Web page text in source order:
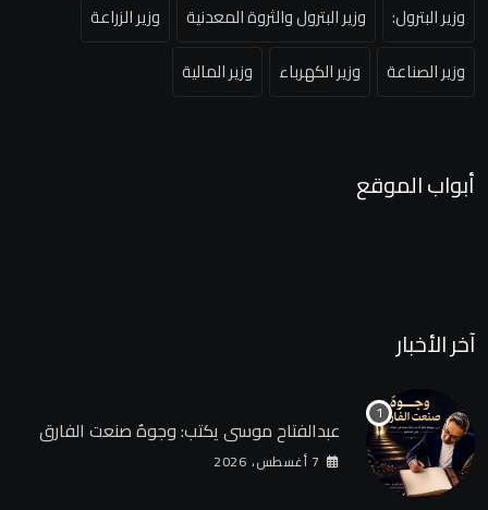
وزير البترول:
وزير البترول والثروة المعدنية
وزير الزراعة
وزير الصناعة
وزير الكهرباء وزير المالية
أبواب الموقع
آخر الأخبار
عبدالفتاح موسى يكتب: وجوهٌ صنعت الفارق
7 أغسطس، 2026